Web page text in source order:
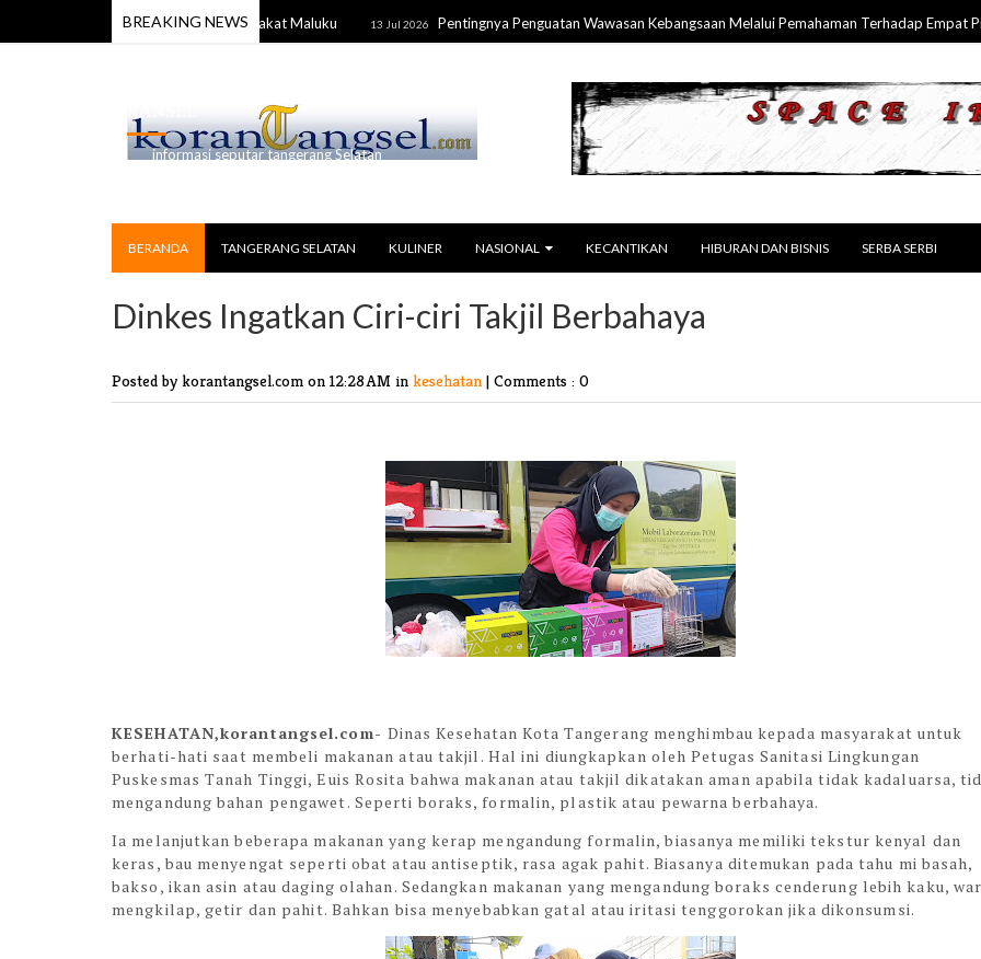
BREAKING NEWS
& Keterlibatan Nyata Masyarakat Maluku 13 Jul 2026 Pentingnya Penguatan Wawasan Kebangsaan Melalui Pemahaman Terhadap Empat Pilar
informasi seputar tangerang Selatan
BERANDA TANGERANG SELATAN KULINER NASIONAL KECANTIKAN HIBURAN DAN BISNIS SERBA SERBI
Dinkes Ingatkan Ciri-ciri Takjil Berbahaya
Posted by korantangsel.com on 12:28 AM in kesehatan | Comments : 0
KESEHATAN,korantangsel.com- Dinas Kesehatan Kota Tangerang menghimbau kepada masyarakat untuk
berhati-hati saat membeli makanan atau takjil. Hal ini diungkapkan oleh Petugas Sanitasi Lingkungan
Puskesmas Tanah Tinggi, Euis Rosita bahwa makanan atau takjil dikatakan aman apabila tidak kadaluarsa,
mengandung bahan pengawet. Seperti boraks, formalin, plastik atau pewarna berbahaya.
Ia melanjutkan beberapa makanan yang kerap mengandung formalin, biasanya memiliki tekstur kenyal dan
keras, bau menyengat seperti obat atau antiseptik, rasa agak pahit. Biasanya ditemukan pada tahu mi basah,
bakso, ikan asin atau daging olahan. Sedangkan makanan yang mengandung boraks cenderung lebih kaku,
mengkilap, getir dan pahit. Bahkan bisa menyebabkan gatal atau iritasi tenggorokan jika dikonsumsi.